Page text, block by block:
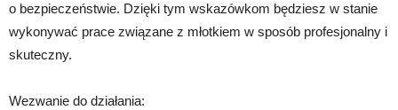
o bezpieczeństwie. Dzięki tym wskazówkom będziesz w stanie
wykonywać prace związane z młotkiem w sposób profesjonalny i
skuteczny.
Wezwanie do działania: